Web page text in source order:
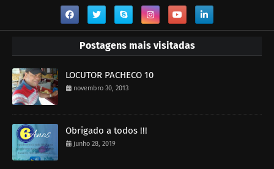
Postagens mais visitadas
LOCUTOR PACHECO 10
novembro 30, 2013
Obrigado a todos !!!
junho 28, 2019